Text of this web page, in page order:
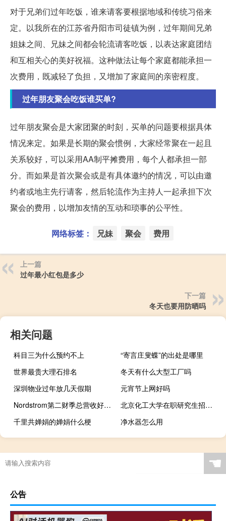
对于兄弟们过年吃饭，谁来请客要根据地域和传统习俗来
定。以我所在的江苏省丹阳市司徒镇为例，过年期间兄弟
姐妹之间、兄妹之间都会轮流请客吃饭，以表达家庭团结
和互相关心的美好祝福。这种做法让每个家庭都能承担一
次费用，既减轻了负担，又增加了家庭间的亲密程度。
过年朋友聚会吃饭谁买单?
过年朋友聚会是大家团聚的时刻，买单的问题要根据具体
情况来定。如果是长期的聚会惯例，大家经常聚在一起且
关系较好，可以采用AA制平摊费用，每个人都承担一部
分。而如果是首次聚会或是有具体邀约的情况，可以由邀
约者或地主先行请客，然后轮流作为主持人一起承担下次
聚会的费用，以增加友情的互动和琐事的公平性。
网络标签： 兄妹 聚会 费用
上一篇
过年最小红包是多少
下一篇
冬天也要用防晒吗
相关问题
科目三为什么预约不上
“寄言庄叟蝶”的出处是哪里
世界最贵大理石排名
冬天有什么大型工厂吗
深圳物业过年放几天假期
元宵节上网好吗
Nordstrom第二财季总营收好于预期
北京化工大学在职研究生招生时间在什么时候
千里共婵娟的婵娟什么梗
净水器怎么用
☚
公告